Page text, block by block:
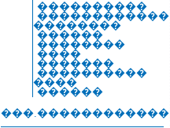
����������
������������
��������
������
��������
����
�������
����������
����
������
���.������������